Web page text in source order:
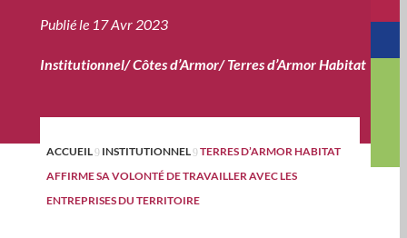
Publié le 17 Avr 2023
Institutionnel/Côtes d’Armor/Terres d’Armor Habitat
ACCUEIL9 INSTITUTIONNEL9TERRES D’ARMOR HABITAT
AFFIRME SA VOLONTÉ DE TRAVAILLER AVEC LES
ENTREPRISES DU TERRITOIRE